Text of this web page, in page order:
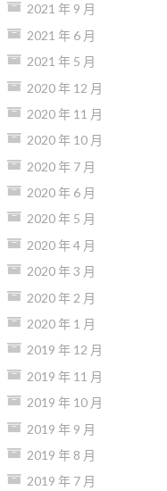
2021 年 9 月
2021 年 6 月
2021 年 5 月
2020 年 12 月
2020 年 11 月
2020 年 10 月
2020 年 7 月
2020 年 6 月
2020 年 5 月
2020 年 4 月
2020 年 3 月
2020 年 2 月
2020 年 1 月
2019 年 12 月
2019 年 11 月
2019 年 10 月
2019 年 9 月
2019 年 8 月
2019 年 7 月